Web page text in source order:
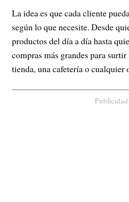
La idea es que cada cliente
según lo que necesite. Desde
productos del día a día hasta
compras más grandes para
tienda, una cafetería o
Publicidad